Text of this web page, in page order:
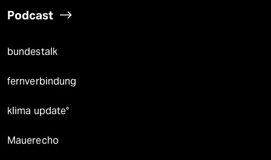
Podcast
bundestalk
fernverbindung
klima update°
Mauerecho